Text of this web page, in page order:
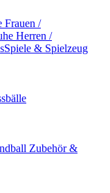
Frauen /
Herren /
Spiele & Spielzeug
Zubehör &